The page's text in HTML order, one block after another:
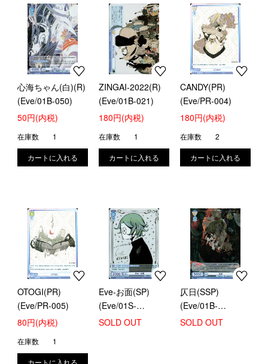
心海ちゃん(白)(R)
(Eve/01B-050)
50円(内税)
在庫数 1
ZINGAI-2022(R)
(Eve/01B-021)
180円(内税)
在庫数 1
CANDY(PR)
(Eve/PR-004)
180円(内税)
在庫数 2
OTOGI(PR)
(Eve/PR-005)
80円(内税)
在庫数 1
Eve-お面(SP)
(Eve/01S-
003SPSP)
SOLD OUT
仄日(SSP)
(Eve/01B-
002SSP)
SOLD OUT